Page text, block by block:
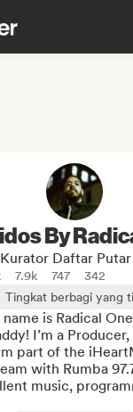
By
Kurator Daftar Putar
7.9k 747
342
Tingkat berbagi yang
is Radical
I’m a
part of the
with Rumba
music,